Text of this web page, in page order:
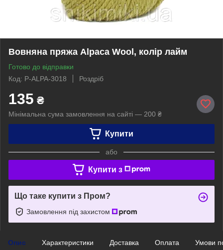
Вовняна пряжа Alpaca Wool, колір лайм
Готово до відправки
Код: P-ALPA-3018
Роздріб
135 ₴
Мінімальна сума замовлення на сайті — 200 ₴
Купити
або
Купити з
Що таке купити з Пром?
Замовлення під захистом
Опис Характеристики Доставка Оплата Умови